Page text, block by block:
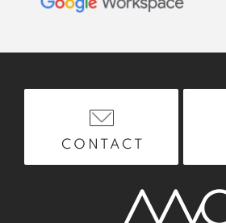
CONTACT